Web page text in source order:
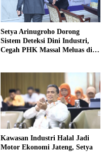
Setya Arinugroho Dorong
Sistem Deteksi Dini Industri,
Cegah PHK Massal Meluas di
Kawasan Industri Halal Jadi
Motor Ekonomi Jateng, Setya